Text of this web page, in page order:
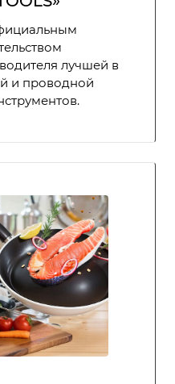
лучшей в
и проводной